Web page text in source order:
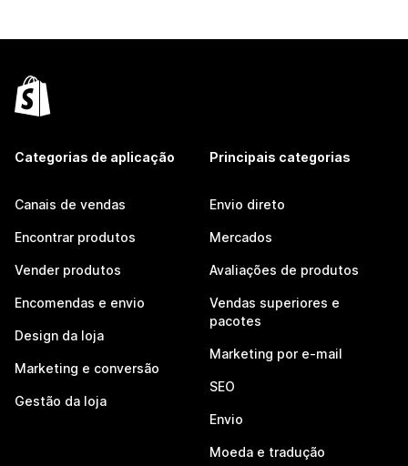
Categorias de aplicação
Canais de vendas
Encontrar produtos
Vender produtos
Encomendas e envio
Design da loja
Marketing e conversão
Gestão da loja
Principais categorias
Envio direto
Mercados
Avaliações de produtos
Vendas superiores e
pacotes
Marketing por e-mail
SEO
Envio
Moeda e tradução